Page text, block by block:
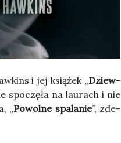
i jej ksią­żek „Dziew­
spo­czę­ła na lau­rach i nie
„Powol­ne spa­la­nie”, zde­